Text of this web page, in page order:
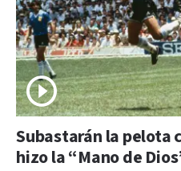
Subastarán la pelota
hizo la “Mano de